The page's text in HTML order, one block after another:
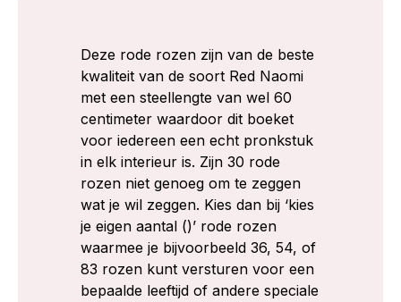
Deze rode rozen zijn van de beste
kwaliteit van de soort Red Naomi
met een steellengte van wel 60
centimeter waardoor dit boeket
voor iedereen een echt pronkstuk
in elk interieur is. Zijn 30 rode
rozen niet genoeg om te zeggen
wat je wil zeggen. Kies dan bij ‘kies
je eigen aantal ()’ rode rozen
waarmee je bijvoorbeeld 36, 54, of
83 rozen kunt versturen voor een
bepaalde leeftijd of andere speciale